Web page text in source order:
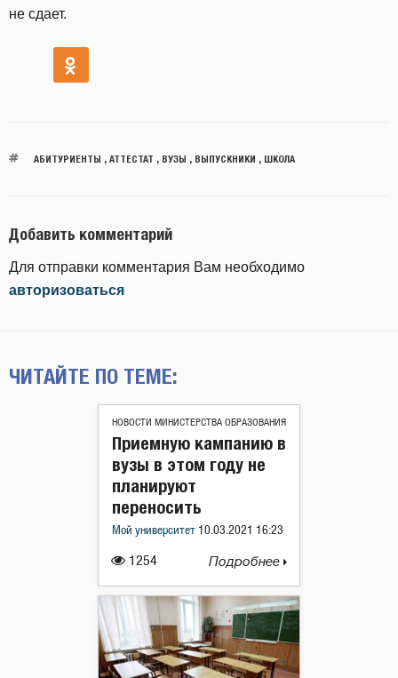
не сдает.
АБИТУРИЕНТЫ , АТТЕСТАТ , ВУЗЫ , ВЫПУСКНИКИ , ШКОЛА
Добавить комментарий
Для отправки комментария Вам необходимо
авторизоваться
ЧИТАЙТЕ ПО ТЕМЕ:
НОВОСТИ МИНИСТЕРСТВА ОБРАЗОВАНИЯ
1254
Приемную кампанию в
вузы в этом году не
планируют
переносить
Мой университет 10.03.2021 16:23
Подробнее